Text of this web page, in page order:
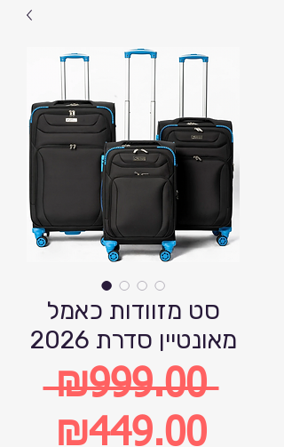
סט מזוודות כאמל
מאונטיין סדרת 2026
₪999.00
Regular
₪449.00